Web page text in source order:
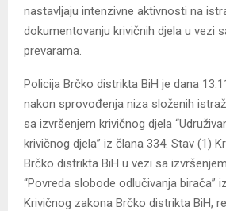
nastavljaju intenzivne aktivnosti na
dokumentovanju krivičnih djela u vezi
prevarama.
Policija Brčko distrikta BiH je dana
nakon sprovođenja niza složenih
sa izvršenjem krivičnog djela
krivičnog djela” iz člana 334. Stav (1)
Brčko distrikta BiH u vezi sa
“Povreda slobode odlučivanja birača”
Krivičnog zakona Brčko distrikta BiH,